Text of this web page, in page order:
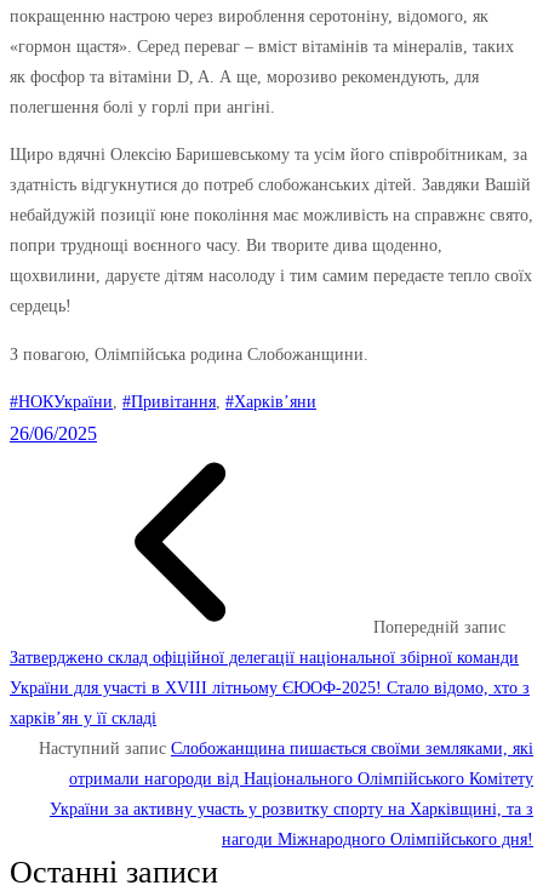
покращенню настрою через вироблення серотоніну, відомого, як
«гормон щастя». Серед переваг – вміст вітамінів та мінералів, таких
як фосфор та вітаміни D, A. А ще, морозиво рекомендують, для
полегшення болі у горлі при ангіні.
Щиро вдячні Олексію Баришевському та усім його співробітникам, за
здатність відгукнутися до потреб слобожанських дітей. Завдяки Вашій
небайдужій позиції юне покоління має можливість на справжнє свято,
попри труднощі воєнного часу. Ви творите дива щоденно,
щохвилини, даруєте дітям насолоду і тим самим передаєте тепло своїх
сердець!
З повагою, Олімпійська родина Слобожанщини.
#НОКУкраїни #Привітання #Харків’яни
26/06/2025
Попередній запис
Затверджено склад офіційної делегації національної збірної команди
України для участі в XVIІI літньому ЄЮОФ-2025! Стало відомо, хто з
харків’ян у її складі
Наступний запис Слобожанщина пишається своїми земляками, які
отримали нагороди від Національного Олімпійського Комітету
України за активну участь у розвитку спорту на Харківщині, та з
нагоди Міжнародного Олімпійського дня!
Останні записи